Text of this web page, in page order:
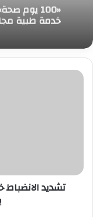
3 أغسطس، 2026
نقيب العلوم
التطورات
تشديد
الإسكندرية
تشديد الانضباط